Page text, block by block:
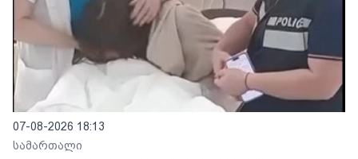
07-08-2026 18:13
სამართალი